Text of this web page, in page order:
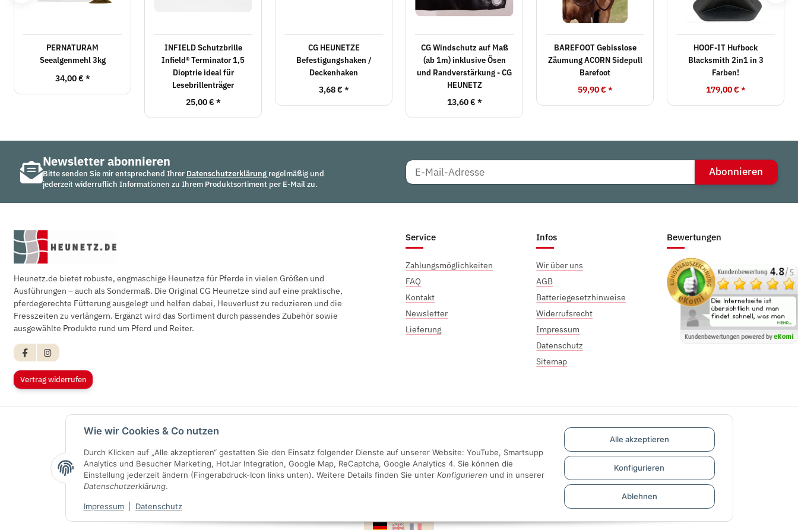
Wie wir Cookies & Co nutzen
Durch Klicken auf „Alle akzeptieren“ gestatten Sie den Einsatz folgender Dienste auf unserer Website: YouTube, Smartsupp
Analytics und Besucher Marketing, HotJar Integration, Google Map, ReCaptcha, Google Analytics 4. Sie können die
Einstellung jederzeit ändern (Fingerabdruck-Icon links unten). Weitere Details finden Sie unter Konfigurieren und in unserer
Datenschutzerklärung.
Impressum Datenschutz
Alle akzeptieren
Konfigurieren
Ablehnen
PERNATURAM
Seealgenmehl 3kg
34,00 € *
INFIELD Schutzbrille
Infield® Terminator 1,5
Dioptrie ideal für
Lesebrillenträger
25,00 € *
CG HEUNETZE
Befestigungshaken /
Deckenhaken
3,68 € *
CG Windschutz auf Maß
(ab 1m) inklusive Ösen
und Randverstärkung - CG
HEUNETZ
13,60 € *
BAREFOOT Gebisslose
Zäumung ACORN Sidepull
Barefoot
59,90 € *
HOOF-IT Hufbock
Blacksmith 2in1 in 3
Farben!
179,00 € *
Newsletter abonnieren
Bitte senden Sie mir entsprechend Ihrer Datenschutzerklärung regelmäßig und
jederzeit widerruflich Informationen zu Ihrem Produktsortiment per E-Mail zu.
Abonnieren
Heunetz.de bietet robuste, engmaschige Heunetze für Pferde in vielen Größen und
Ausführungen – auch als Sondermaß. Die Original CG Heunetze sind auf eine praktische,
pferdegerechte Fütterung ausgelegt und helfen dabei, Heuverlust zu reduzieren und die
Fresszeiten zu verlängern. Ergänzt wird das Sortiment durch passendes Zubehör sowie
ausgewählte Produkte rund um Pferd und Reiter.
Vertrag widerrufen
Service
Zahlungsmöglichkeiten
FAQ
Kontakt
Newsletter
Lieferung
Infos
Wir über uns
AGB
Batteriegesetzhinweise
Widerrufsrecht
Impressum
Datenschutz
Sitemap
Bewertungen